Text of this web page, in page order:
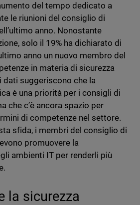
del tempo dedicato a
le riunioni del consiglio di
anno. Nonostante
solo il 19% ha dichiarato di
anno un nuovo membro del
in materia di sicurezza
dati suggeriscono che la
è una priorità per i consigli di
che c’è ancora spazio per
di competenze nel settore.
sfida, i membri del consiglio di
promuovere la
ambienti IT per renderli più
la sicurezza